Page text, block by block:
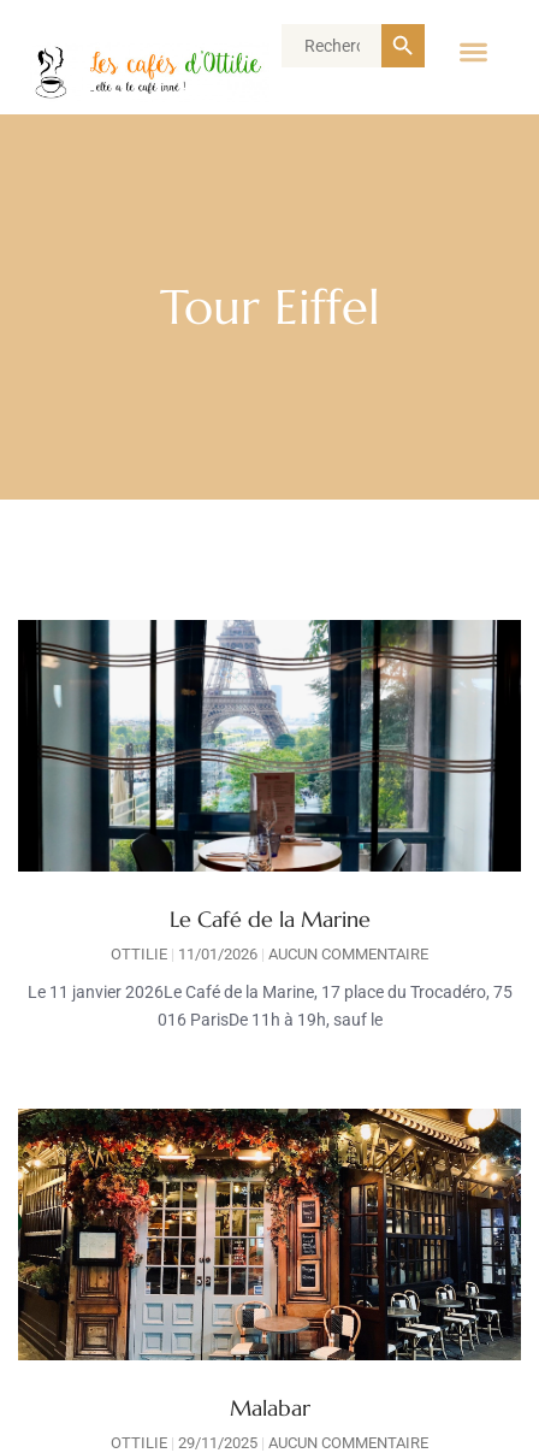
Search
Search Button
Tour Eiffel
Le Café de la Marine
OTTILIE 11/01/2026 AUCUN COMMENTAIRE
Le 11 janvier 2026Le Café de la Marine, 17 place du Trocadéro, 75
016 ParisDe 11h à 19h, sauf le
Malabar
OTTILIE 29/11/2025 AUCUN COMMENTAIRE